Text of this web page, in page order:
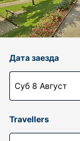
Дата заезда
Суб 8 Август
Travellers